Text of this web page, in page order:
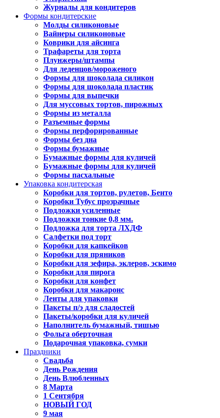
Журналы для кондитеров
Формы кондитерские
Молды силиконовые
Вайнеры силиконовые
Коврики для айсинга
Трафареты для торта
Плунжеры/штампы
Для леденцов/мороженого
Формы для шоколада силикон
Формы для шоколада пластик
Формы для выпечки
Для муссовых тортов, пирожных
Формы из металла
Разъемные формы
Формы перфорированные
Формы без дна
Формы бумажные
Бумажные формы для куличей
Бумажные формы для куличей
Формы пасхальные
Упаковка кондитерская
Коробки для тортов, рулетов, Бенто
Коробки Тубус прозрачные
Подложки усиленные
Подложки тонкие 0,8 мм.
Подложка для торта ЛХДФ
Салфетки под торт
Коробки для капкейков
Коробки для пряников
Коробки для зефира, эклеров, эскимо
Коробки для пирога
Коробки для конфет
Коробки для макаронс
Ленты для упаковки
Пакеты п/э для сладостей
Пакеты/коробки для куличей
Наполнитель бумажный, тишью
Фольга оберточная
Подарочная упаковка, сумки
Праздники
Свадьба
День Рождения
День Влюбленных
8 Марта
1 Сентября
НОВЫЙ ГОД
9 мая